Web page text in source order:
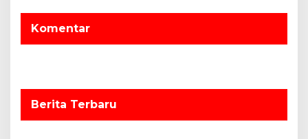
p
o
s
Komentar
Berita Terbaru